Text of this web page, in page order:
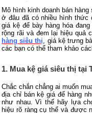
Mô hình kinh doanh bán
ở đâu đã có nhiều hình thức
giá kệ để bày hàng hóa
rộng rãi và đem lại hiệu quả
hàng siêu thị, giá kệ trưng
các bạn có thể tham khảo
1. Mua kệ giá siêu thị tại
Chắc chắn chẳng ai muốn
địa chỉ bán kệ giá để hàng
như nhau. Vì thế hãy lựa
hiệu rõ ràng cụ thể và được